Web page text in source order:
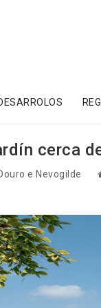
cerca
e Nevogilde